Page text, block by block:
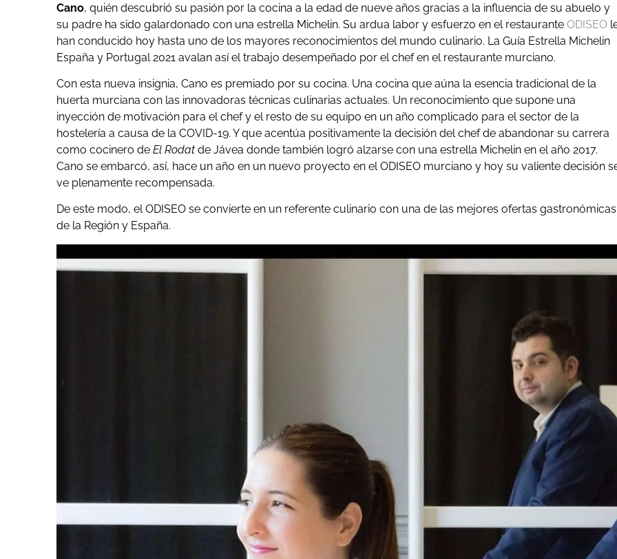
Cano, quién descubrió su pasión por la cocina a la edad de nueve años gracias a la influencia de su abuelo y
su padre ha sido galardonado con una estrella Michelin. Su ardua labor y esfuerzo en el restaurante ODISEO
han conducido hoy hasta uno de los mayores reconocimientos del mundo culinario. La Guía Estrella Michelin
España y Portugal 2021 avalan así el trabajo desempeñado por el chef en el restaurante murciano.
Con esta nueva insignia, Cano es premiado por su cocina. Una cocina que aúna la esencia tradicional de la
huerta murciana con las innovadoras técnicas culinarias actuales. Un reconocimiento que supone una
inyección de motivación para el chef y el resto de su equipo en un año complicado para el sector de la
hostelería a causa de la COVID-19. Y que acentúa positivamente la decisión del chef de abandonar su carrera
como cocinero de El Rodat de Jávea donde también logró alzarse con una estrella Michelin en el año 2017.
Cano se embarcó, así, hace un año en un nuevo proyecto en el ODISEO murciano y hoy su valiente decisión
ve plenamente recompensada.
De este modo, el ODISEO se convierte en un referente culinario con una de las mejores ofertas gastronómicas
de la Región y España.